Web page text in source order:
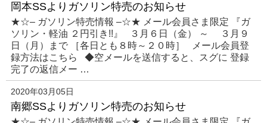
岡本SSよりガソリン特売のお知らせ
★☆– ガソリン特売情報 –☆★ メール会員さま限定 『ガ
ソリン・軽油 ２円引き!!』 ３月６日（金） ～ ３月９
日（月）まで ［各日とも８時～２０時］ メール会員登
録方法はこちら ◆空メールを送信すると、スグに 登録
完了の返信メー …
2020年03月05日
南郷SSよりガソリン特売のお知らせ